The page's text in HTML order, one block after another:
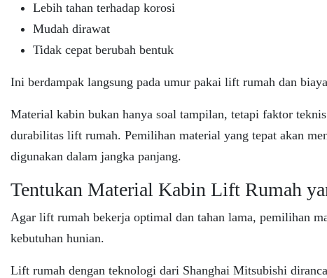
Lebih tahan terhadap korosi
Mudah dirawat
Tidak cepat berubah bentuk
Ini berdampak langsung pada umur pakai lift rumah dan
Material kabin bukan hanya soal tampilan, tetapi faktor
durabilitas lift rumah. Pemilihan material yang tepat akan
digunakan dalam jangka panjang.
Tentukan Material Kabin Lift Rumah
Agar lift rumah bekerja optimal dan tahan lama, pemilihan
kebutuhan hunian.
Lift rumah dengan teknologi dari Shanghai Mitsubishi